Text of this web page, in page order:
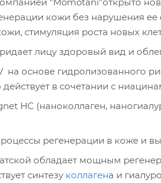
кожи без нарушения
стимуляция роста новых
лицу здоровый вид и
основе гидролизованного
в сочетании с
HC (наноколлаген,
регенерации в коже и
обладает мощным
синтезу коллагена и